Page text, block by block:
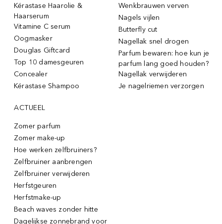
Kérastase Haarolie &
Haarserum
Vitamine C serum
Oogmasker
Douglas Giftcard
Top 10 damesgeuren
Concealer
Kérastase Shampoo
Wenkbrauwen verven
Nagels vijlen
Butterfly cut
Nagellak snel drogen
Parfum bewaren: hoe kun je
parfum lang goed houden?
Nagellak verwijderen
Je nagelriemen verzorgen
ACTUEEL
Zomer parfum
Zomer make-up
Hoe werken zelfbruiners?
Zelfbruiner aanbrengen
Zelfbruiner verwijderen
Herfstgeuren
Herfstmake-up
Beach waves zonder hitte
Dagelijkse zonnebrand voor